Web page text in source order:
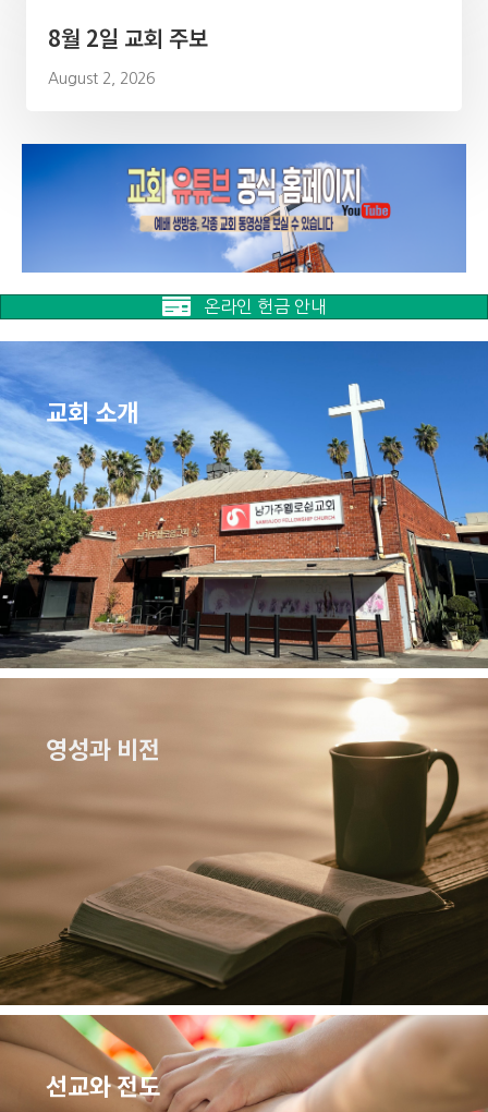
8월 2일 교회 주보
August 2, 2026
온라인 헌금 안내
교회 소개
영성과 비전
선교와 전도